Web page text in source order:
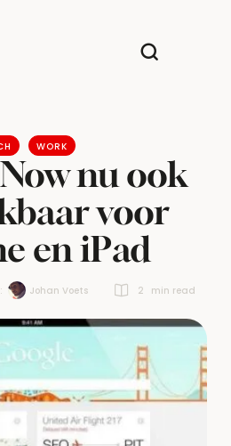
WORK
nu ook
voor
en iPad
Johan Voets 2 min read